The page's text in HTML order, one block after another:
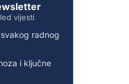
vijesti
radnog
i ključne